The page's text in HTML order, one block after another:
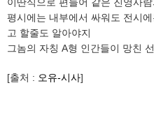
평시에는 내부에서 싸워도 전시
고 할줄도 알아야지
그놈의 자칭 A형 인간들이 망친
[출처 : 오유-시사]